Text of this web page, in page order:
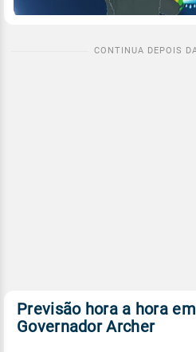
Previsão hora a hora em
Governador Archer